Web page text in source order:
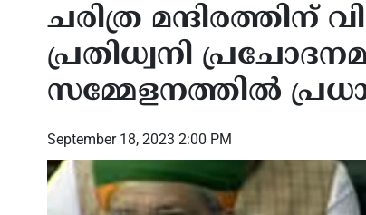
ചരിത്ര മന്ദിരത്തിന്
പ്രതിധ്വനി
സമ്മേളനത്തിൽ
September 18, 2023 2:00 PM
ഫോമാ 16-ാമത് KCCNA കൺവെൻഷന്‍:
പാരമ്പര്യത്തിന്റെയും